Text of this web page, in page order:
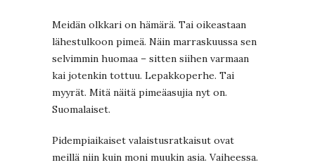
Meidän olkkari on hämärä. Tai oikeastaan
lähestulkoon pimeä. Näin marraskuussa sen
selvimmin huomaa – sitten siihen varmaan
kai jotenkin tottuu. Lepakkoperhe. Tai
myyrät. Mitä näitä pimeäasujia nyt on.
Suomalaiset.
Pidempiaikaiset valaistusratkaisut ovat
meillä niin kuin moni muukin asia. Vaiheessa.